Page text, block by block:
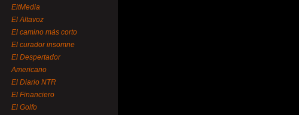
EitMedia
El Altavoz
El camino más corto
El curador insomne
El Despertador
Americano
El Diario NTR
El Financiero
El Golfo